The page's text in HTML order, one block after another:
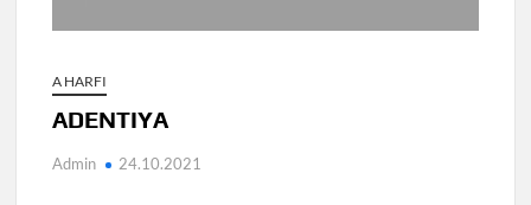
A HARFI
ADENTIYA
Admin 24.10.2021